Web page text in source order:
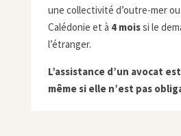
une collectivité d’outre-mer
Calédonie et à 4 moissi le
l’étranger.
L’assistance d’un avocat
même si elle n’est pas